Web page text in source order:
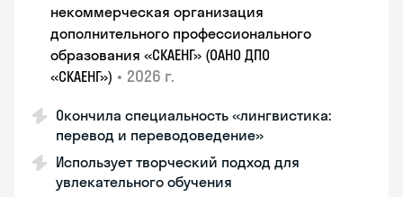
некоммерческая организация
дополнительного профессионального
образования «СКАЕНГ» (ОАНО ДПО
«СКАЕНГ») • 2026 г.
Окончила специальность «лингвистика:
перевод и переводоведение»
Использует творческий подход для
увлекательного обучения